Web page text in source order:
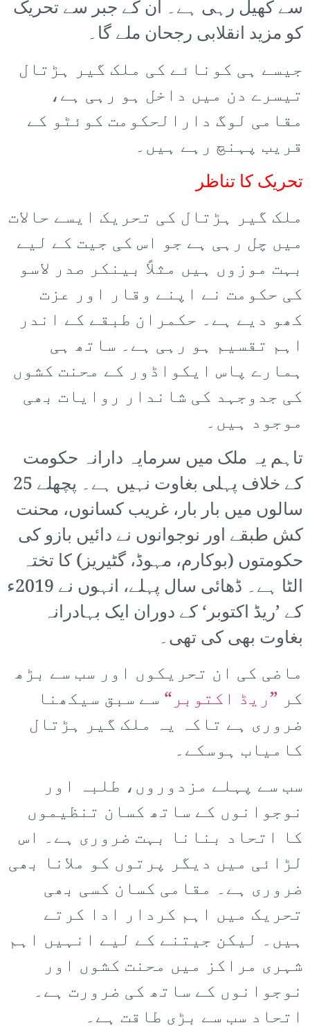
سے کھیل رہی ہے۔ ان کے جبر سے تحریک
کو مزید انقلابی رجحان ملے گا۔
جیسے ہی کونائے کی ملک گیر ہڑتال
تیسرے دن میں داخل ہو رہی ہے،
مقامی لوگ دارالحکومت کوئٹو کے
قریب پہنچ رہے ہیں۔
تحریک کا تناظر
ملک گیر ہڑتال کی تحریک ایسے حالات
میں چل رہی ہے جو اس کی جیت کے لیے
بہت موزوں ہیں مثلاً بینکر صدر لاسو
کی حکومت نے اپنے وقار اور عزت
کھو دیے ہے۔ حکمران طبقے کے اندر
اہم تقسیم ہو رہی ہے۔ ساتھ ہی
ہمارے پاس ایکواڈور کے محنت کشوں
کی جدوجہد کی شاندار روایات بھی
موجود ہیں۔
تاہم یہ ملک میں سرمایہ دارانہ حکومت
کے خلاف پہلی بغاوت نہیں ہے۔ پچھلے 25
سالوں میں بار بار، غریب کسانوں، محنت
کش طبقے اور نوجوانوں نے دائیں بازو کی
حکومتوں (بوکارم، مہوڈ، گٹیریز) کا تختہ
الٹا ہے۔ ڈھائی سال پہلے، انہوں نے 2019ء
کے ’ریڈ اکتوبر‘ کے دوران ایک بہادرانہ
بغاوت بھی کی تھی۔
ماضی کی ان تحریکوں اور سب سے بڑھ
کر ”ریڈ اکتوبر“سے سبق سیکھنا
ضروری ہے تاکہ یہ ملک گیر ہڑتال
کامیاب ہوسکے۔
سب سے پہلے مزدوروں، طلبہ اور
نوجوانوں کے ساتھ کسان تنظیموں
کا اتحاد بنانا بہت ضروری ہے۔ اس
لڑائی میں دیگر پرتوں کو ملانا بھی
ضروری ہے۔ مقامی کسان کسی بھی
تحریک میں اہم کردار ادا کرتے
ہیں۔ لیکن جیتنے کے لیے انہیں اہم
شہری مراکز میں محنت کشوں اور
نوجوانوں کے ساتھ کی ضرورت ہے۔
اتحاد سب سے بڑی طاقت ہے۔